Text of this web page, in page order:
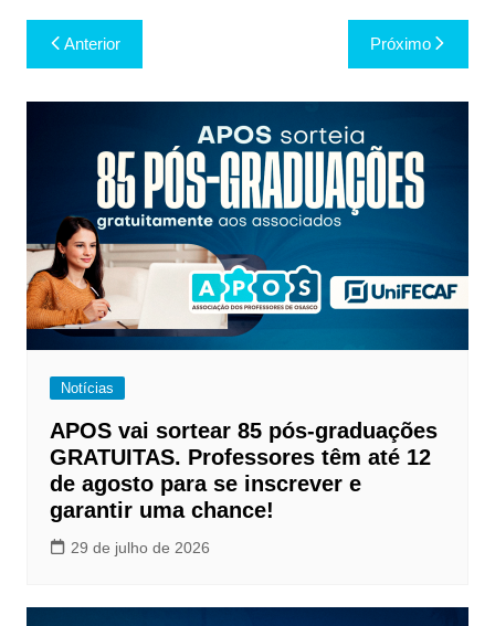
Navegação
de
Post
Anterior Próximo
Notícias
APOS vai sortear 85 pós-graduações
GRATUITAS. Professores têm até 12
de agosto para se inscrever e
garantir uma chance!
29 de julho de 2026